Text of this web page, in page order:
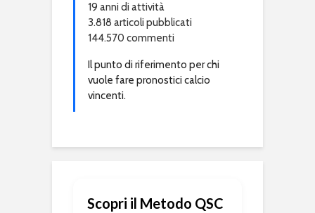
19 anni di attività
3.818 articoli pubblicati
144.570 commenti
Il punto di riferimento per chi
vuole fare pronostici calcio
vincenti.
Scopri il Metodo QSC